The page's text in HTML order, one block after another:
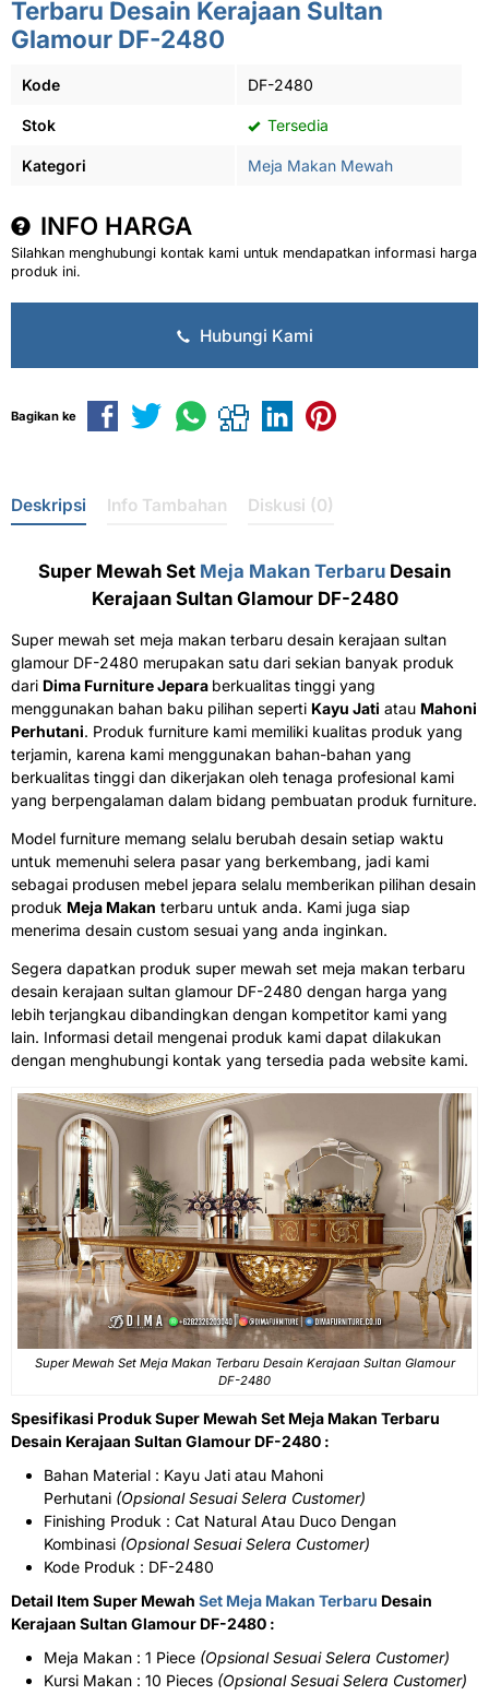
Terbaru Desain Kerajaan Sultan
Glamour DF-2480
Kode DF-2480
Stok Tersedia
Kategori Meja Makan Mewah
INFO HARGA
Silahkan menghubungi kontak kami untuk mendapatkan informasi harga
produk ini.
Hubungi Kami
Bagikan ke
Deskripsi Info Tambahan Diskusi (0)
Super Mewah Set Meja Makan Terbaru Desain
Kerajaan Sultan Glamour DF-2480
Super mewah set meja makan terbaru desain kerajaan sultan
glamour DF-2480 merupakan satu dari sekian banyak produk
dari Dima Furniture Jepara berkualitas tinggi yang
menggunakan bahan baku pilihan seperti Kayu Jati atau Mahoni
Perhutani. Produk furniture kami memiliki kualitas produk yang
terjamin, karena kami menggunakan bahan-bahan yang
berkualitas tinggi dan dikerjakan oleh tenaga profesional kami
yang berpengalaman dalam bidang pembuatan produk furniture.
Model furniture memang selalu berubah desain setiap waktu
untuk memenuhi selera pasar yang berkembang, jadi kami
sebagai produsen mebel jepara selalu memberikan pilihan desain
produk Meja Makan terbaru untuk anda. Kami juga siap
menerima desain custom sesuai yang anda inginkan.
Segera dapatkan produk super mewah set meja makan terbaru
desain kerajaan sultan glamour DF-2480 dengan harga yang
lebih terjangkau dibandingkan dengan kompetitor kami yang
lain. Informasi detail mengenai produk kami dapat dilakukan
dengan menghubungi kontak yang tersedia pada website kami.
Super Mewah Set Meja Makan Terbaru Desain Kerajaan Sultan Glamour
DF-2480
Spesifikasi Produk Super Mewah Set Meja Makan Terbaru
Desain Kerajaan Sultan Glamour DF-2480 :
Bahan Material : Kayu Jati atau Mahoni
Perhutani (Opsional Sesuai Selera Customer)
Finishing Produk : Cat Natural Atau Duco Dengan
Kombinasi (Opsional Sesuai Selera Customer)
Kode Produk : DF-2480
Detail Item Super Mewah Set Meja Makan Terbaru Desain
Kerajaan Sultan Glamour DF-2480 :
Meja Makan : 1 Piece (Opsional Sesuai Selera Customer)
Kursi Makan : 10 Pieces (Opsional Sesuai Selera Customer)